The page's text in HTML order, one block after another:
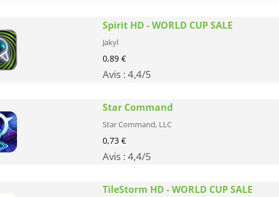
Spirit HD - WORLD CUP SALE
Jakyl
0,89 €
Avis : 4,4/5
Star Command
Star Command, LLC
0,73 €
Avis : 4,4/5
TileStorm HD - WORLD CUP SALE